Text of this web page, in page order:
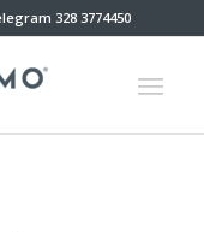
328 3774450